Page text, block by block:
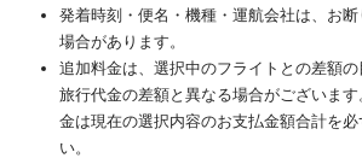
発着時刻・便名・機種・運航会社は、お
場合があります。
追加料金は、選択中のフライトとの差額
旅行代金の差額と異なる場合がございま
金は現在の選択内容のお支払金額合計を必
い。